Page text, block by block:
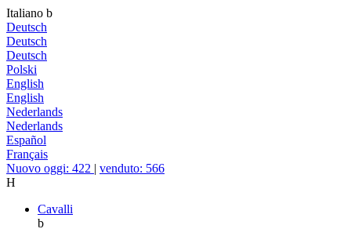
Italiano b
Deutsch
Deutsch
Deutsch
Polski
English
English
Nederlands
Nederlands
Español
Français
Nuovo oggi: 422 | venduto: 566
H
Cavalli
b